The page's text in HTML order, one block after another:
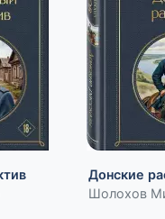
Донские
Шолохов